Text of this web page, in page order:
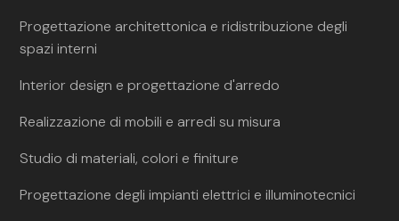
Progettazione architettonica e ridistribuzione degli
spazi interni
Interior design e progettazione d'arredo
Realizzazione di mobili e arredi su misura
Studio di materiali, colori e finiture
Progettazione degli impianti elettrici e illuminotecnici